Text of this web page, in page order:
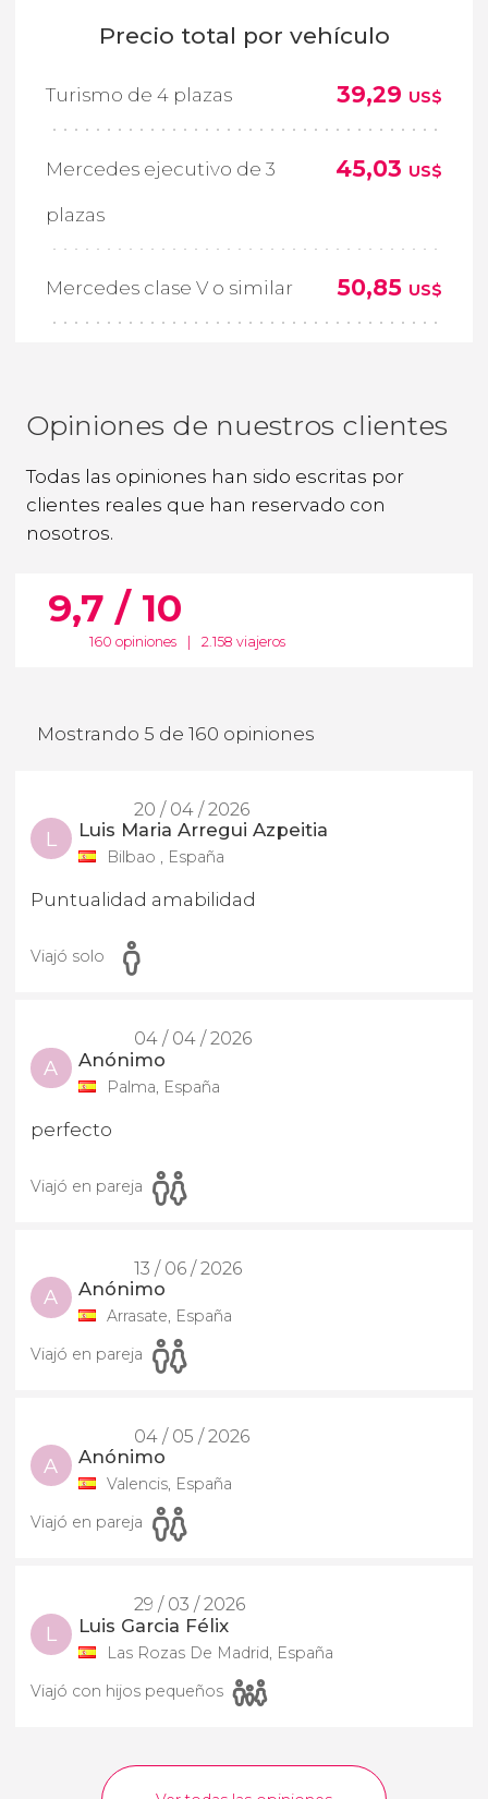
Precio total por vehículo
Turismo de 4 plazas 39,29 US$
Mercedes ejecutivo de 3
plazas
45,03 US$
Mercedes clase V o similar 50,85 US$
Opiniones de nuestros clientes
Todas las opiniones han sido escritas por
clientes reales que han reservado con
nosotros.
9,7 / 10
160 opiniones 2.158 viajeros
Mostrando 5 de 160 opiniones
20 / 04 / 2026
L Luis Maria Arregui Azpeitia
Bilbao , España
Puntualidad amabilidad
Viajó solo
04 / 04 / 2026
A Anónimo
Palma, España
perfecto
Viajó en pareja
13 / 06 / 2026
A Anónimo
Arrasate, España
Viajó en pareja
04 / 05 / 2026
A Anónimo
Valencis, España
Viajó en pareja
29 / 03 / 2026
L Luis Garcia Félix
Las Rozas De Madrid, España
Viajó con hijos pequeños